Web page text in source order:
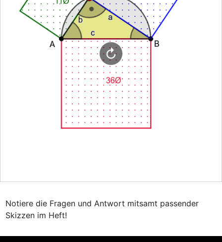
Notiere die Fragen und Antwort mitsamt passender
Skizzen im Heft!